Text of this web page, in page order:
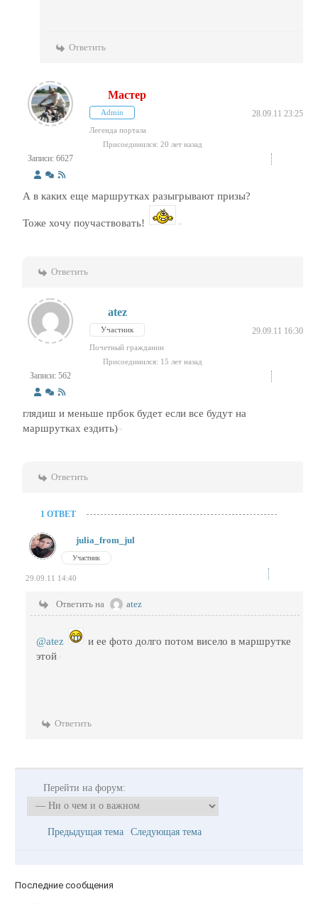
Ответить
Записи: 6627
Мастер
Admin 28.09.11 23:25
Легенда портала
Присоединился: 20 лет назад
А в каких еще маршрутках разыгрывают призы?
Тоже хочу поучаствовать!
Ответить
Записи: 562
atez
Участник 29.09.11 16:30
Почетный гражданин
Присоединился: 15 лет назад
глядиш и меньше прбок будет если все будут на
маршрутках ездить)
Ответить
1 ОТВЕТ
julia_from_jul
Участник
29.09.11 14:40
Ответить на atez
@atez
и ее фото долго потом висело в маршрутке
этой
Ответить
Перейти на форум:
Предыдущая тема Следующая тема
Последние сообщения